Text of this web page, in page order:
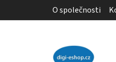
O společnosti